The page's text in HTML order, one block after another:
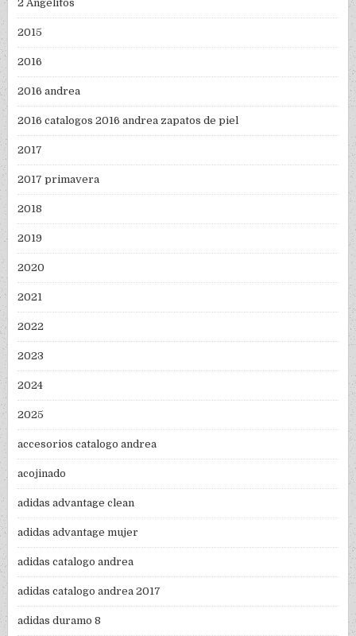
2 Angelitos
2015
2016
2016 andrea
2016 catalogos 2016 andrea zapatos de piel
2017
2017 primavera
2018
2019
2020
2021
2022
2023
2024
2025
accesorios catalogo andrea
acojinado
adidas advantage clean
adidas advantage mujer
adidas catalogo andrea
adidas catalogo andrea 2017
adidas duramo 8